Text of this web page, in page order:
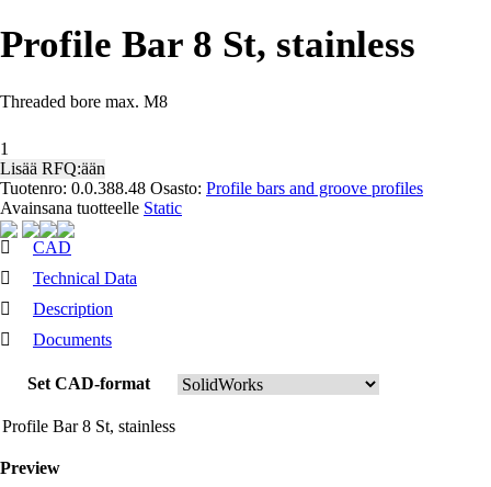
Profile Bar 8 St, stainless
Threaded bore max. M8
Profile
Bar
8
St,
stainless
määrä
Lisää RFQ:ään
Tuotenro: 0.0.388.48 Osasto: Profile bars and groove profiles
Avainsana tuotteelle Static
CAD
Technical Data
Description
Documents
Set CAD-format
Profile Bar 8 St, stainless
Preview